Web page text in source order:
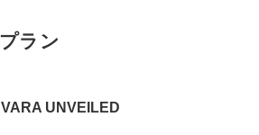
ラン
UNVEILED